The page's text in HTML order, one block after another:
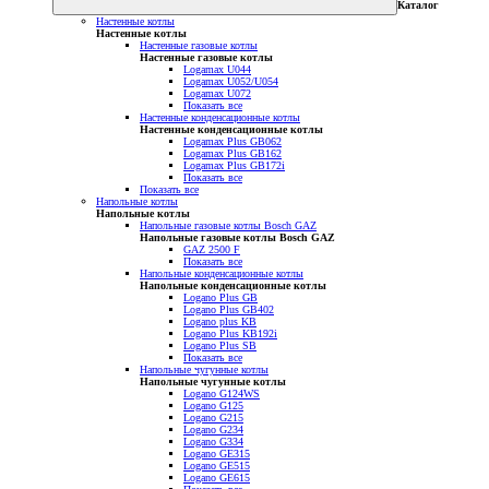
Каталог
Настенные котлы
Настенные котлы
Настенные газовые котлы
Настенные газовые котлы
Logamax U044
Logamax U052/U054
Logamax U072
Показать все
Настенные конденсационные котлы
Настенные конденсационные котлы
Logamax Plus GB062
Logamax Plus GB162
Logamax Plus GB172i
Показать все
Показать все
Напольные котлы
Напольные котлы
Напольные газовые котлы Bosch GAZ
Напольные газовые котлы Bosch GAZ
GAZ 2500 F
Показать все
Напольные конденсационные котлы
Напольные конденсационные котлы
Logano Plus GB
Logano Plus GB402
Logano plus KB
Logano Plus KB192i
Logano Plus SB
Показать все
Напольные чугунные котлы
Напольные чугунные котлы
Logano G124WS
Logano G125
Logano G215
Logano G234
Logano G334
Logano GE315
Logano GE515
Logano GE615